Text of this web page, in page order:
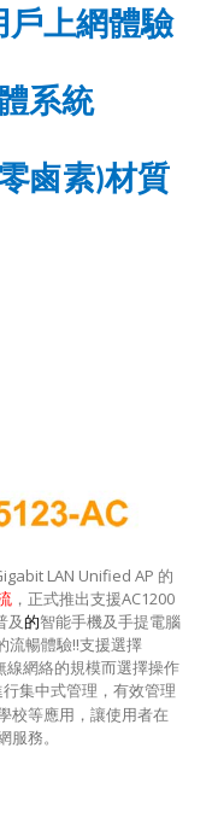
戶上網體驗
系統
鹵素)材質
LAN Unified AP 的
，正式推出支援AC1200
及的智能手機及手提電腦
流暢體驗!!支援選擇
線網絡的規模而選擇操作
集中式管理，有效管理
校等應用，讓使用者在
務。